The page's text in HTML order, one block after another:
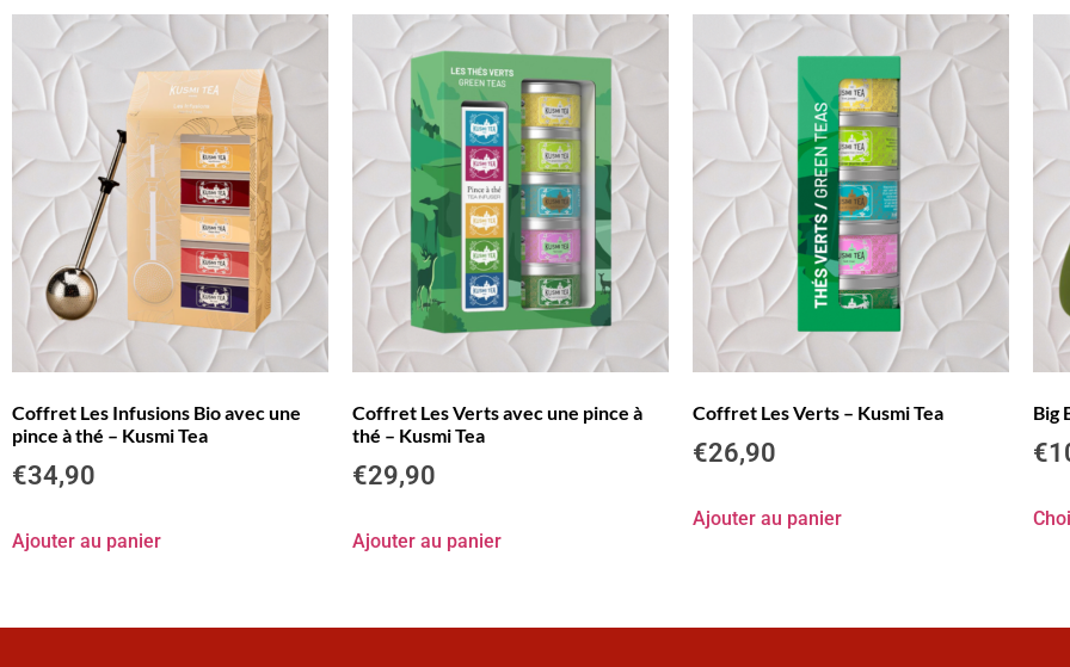
Coffret Les Infusions Bio avec une
pince à thé – Kusmi Tea
€34,90
Ajouter au panier
Coffret Les Verts avec une pince à
thé – Kusmi Tea
€29,90
Ajouter au panier
Coffret Les Verts – Kusmi Tea
€26,90
Ajouter au panier
Big
€